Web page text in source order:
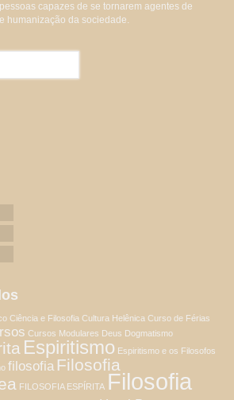
capazes de se tornarem agentes de
humanização da sociedade.
Ciência e Filosofia Cultura Helênica Curso de Férias
Cursos Modulares Deus Dogmatismo
Espiritismo Espiritismo e os Filosofos
filosofia Filosofia
FILOSOFIA ESPÍRITA Filosofia